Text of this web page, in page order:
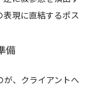
現に直結するポス
備
、クライアントへ